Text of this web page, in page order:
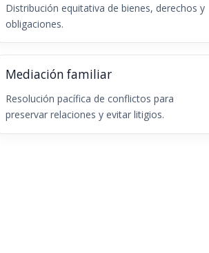
Distribución equitativa de bienes, derechos y
obligaciones.
Mediación familiar
Resolución pacífica de conflictos para
preservar relaciones y evitar litigios.